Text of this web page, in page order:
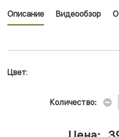
Описание Видеообзор
Цвет
Количество: